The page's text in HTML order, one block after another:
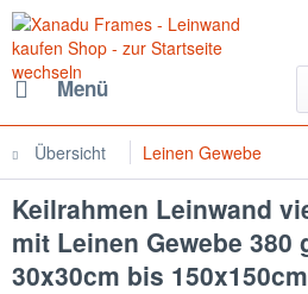
Menü
Übersicht Leinen Gewebe
Keilrahmen Leinwand
mit Leinen Gewebe 380
30x30cm bis 150x150cm